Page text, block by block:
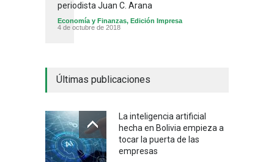
periodista Juan C. Arana
Economía y Finanzas, Edición Impresa
4 de octubre de 2018
Últimas publicaciones
La inteligencia artificial
hecha en Bolivia empieza a
tocar la puerta de las
empresas